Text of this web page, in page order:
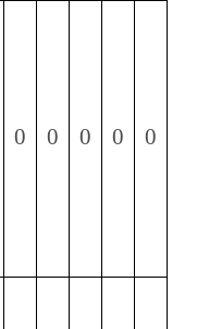
0 0 0 0 0